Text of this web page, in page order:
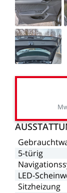
5-türig
LED-
Sitzheizung